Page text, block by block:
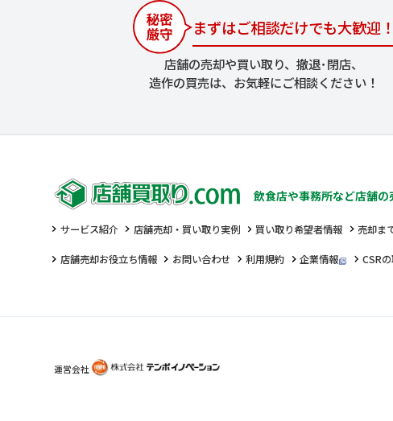
まずはご相談だけでも大歓迎！
店舗の売却や買い取り、撤退･閉店、
造作の買売は、お気軽にご相談ください！
飲食店や事務所など店舗の
サービス紹介 店舗売却・買い取り実例 買い取り希望者情報 売却ま
店舗売却お役立ち情報 お問い合わせ 利用規約 企業情報 CSR
運営会社